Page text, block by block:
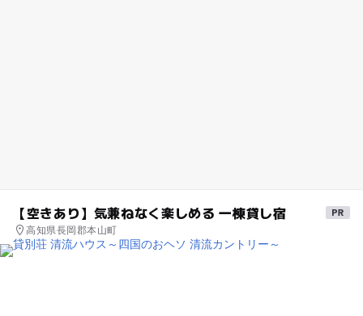
【空きあり】気兼ねなく楽しめる 一棟貸し宿
高知県長岡郡本山町